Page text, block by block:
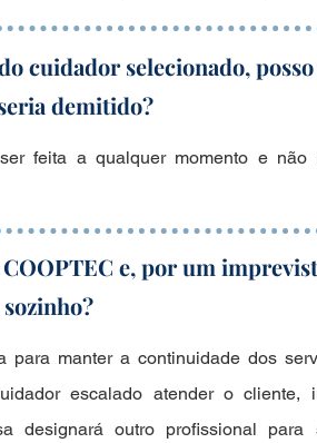
cuidador selecionado,
demitido?
feita a qualquer momento e
e, por um
para manter a continuidade dos
escalado atender o
designará outro profissional